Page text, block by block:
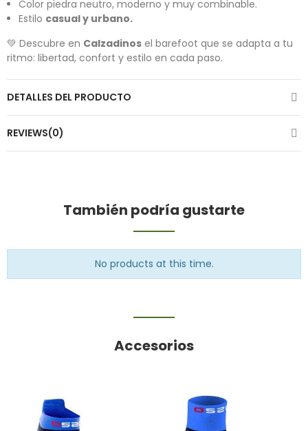
Color piedra neutro, moderno y muy combinable.
Estilo casual y urbano.
💚 Descubre en Calzadinos el barefoot que se adapta a tu
ritmo: libertad, confort y estilo en cada paso.
DETALLES DEL PRODUCTO
REVIEWS(0)
También podría gustarte
No products at this time.
Accesorios